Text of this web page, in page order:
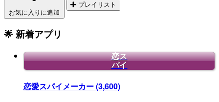
お気に入りに追加
プレイリスト
🌟 新着アプリ
恋ス
パイ
恋愛スパイメーカー(3,600)